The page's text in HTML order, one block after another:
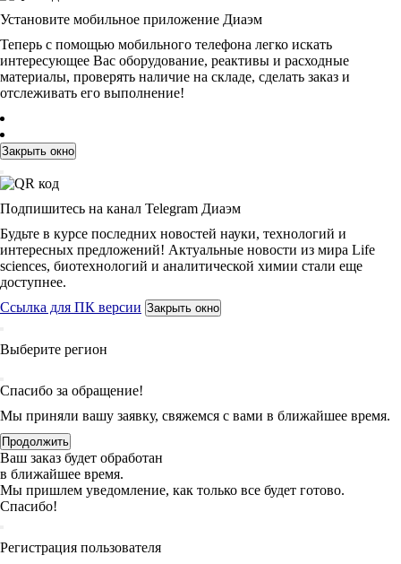
Установите мобильное приложение Диаэм
Теперь с помощью мобильного телефона легко искать
интересующее Вас оборудование, реактивы и расходные
материалы, проверять наличие на складе, сделать заказ и
отслеживать его выполнение!
Закрыть окно
Подпишитесь на канал Telegram Диаэм
Будьте в курсе последних новостей науки, технологий и
интересных предложений! Актуальные новости из мира Life
sciences, биотехнологий и аналитической химии стали еще
доступнее.
Ссылка для ПК версии Закрыть окно
Выберите регион
Спасибо за обращение!
Мы приняли вашу заявку, свяжемся с вами в ближайшее время.
Продолжить
Ваш заказ будет обработан
в ближайшее время.
Мы пришлем уведомление, как только все будет готово.
Спасибо!
Регистрация пользователя